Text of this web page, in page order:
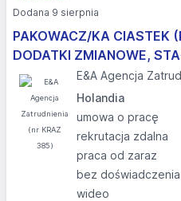
PAKOWACZ/KA CIASTEK
DODATKI ZMIANOWE,
E&A Agencja
Holandia
umowa o pracę
rekrutacja zdalna
praca od zaraz
bez doświadczenia
wideo
Dodana 9 sierpnia